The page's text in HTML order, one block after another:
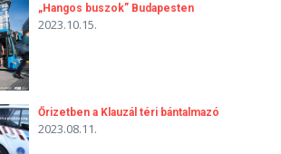
„Hangos buszok” Budapesten
2023.10.15.
Őrizetben a Klauzál téri bántalmazó
2023.08.11.